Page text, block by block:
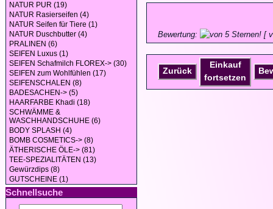
NATUR PUR (19)
NATUR Rasierseifen (4)
NATUR Seifen für Tiere (1)
NATUR Duschbutter (4)
PRALINEN (6)
SEIFEN Luxus (1)
SEIFEN Schafmilch FLOREX-> (30)
SEIFEN zum Wohlfühlen (17)
SEIFENSCHALEN (8)
BADESACHEN-> (5)
HAARFARBE Khadi (18)
SCHWÄMME &
WASCHHANDSCHUHE (6)
BODY SPLASH (4)
BOMB COSMETICS-> (8)
ÄTHERISCHE ÖLE-> (81)
TEE-SPEZIALITÄTEN (13)
Gewürzdips (8)
GUTSCHEINE (1)
Schnellsuche
Bewertung: [
Zurück
Einkauf
fortsetzen